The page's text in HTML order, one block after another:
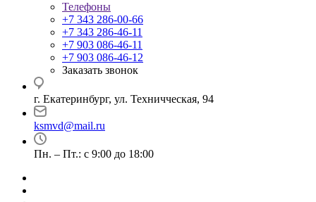
Телефоны
+7 343 286-00-66
+7 343 286-46-11
+7 903 086-46-11
+7 903 086-46-12
Заказать звонок
г. Екатеринбург, ул. Техничческая, 94
ksmvd@mail.ru
Пн. – Пт.: с 9:00 до 18:00